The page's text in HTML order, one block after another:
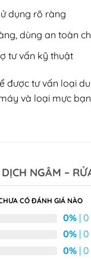
dụng rõ ràng
dùng an toàn
tư vấn kỹ thuật
được tư vấn loại
và loại mực
NGÂM –
CÓ ĐÁNH GIÁ NÀO
0% |
0% |
0% |